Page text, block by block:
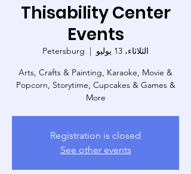
Thisability Center
Events
الثلاثاء، 13 يوليو
  |
Petersburg
Arts, Crafts & Painting, Karaoke, Movie &
Popcorn, Storytime, Cupcakes & Games &
More
Registration is closed
See other events